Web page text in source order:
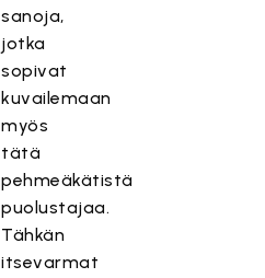
sanoja,
jotka
sopivat
kuvailemaan
myös
tätä
pehmeäkätistä
puolustajaa.
Tähkän
itsevarmat